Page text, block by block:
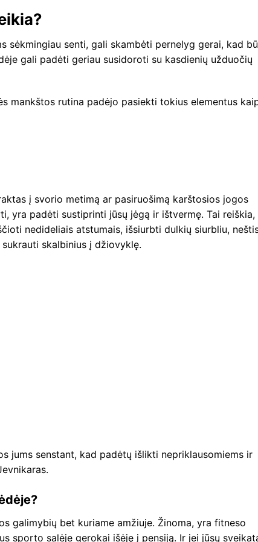
sėkmingiau senti, gali skambėti pernelyg gerai, kad
gali padėti geriau susidoroti su kasdienių užduočių
mankštos rutina padėjo pasiekti tokius elementus
į svorio metimą ar pasiruošimą karštosios jogos
yra padėti sustiprinti jūsų jėgą ir ištvermę. Tai reiškia,
nedideliais atstumais, išsiurbti dulkių siurbliu,
skalbinius į džiovyklę.
jums senstant, kad padėtų išlikti nepriklausomiems ir
galimybių bet kuriame amžiuje. Žinoma, yra fitneso
sporto salėje gerokai išėję į pensiją. Ir jei jūsų